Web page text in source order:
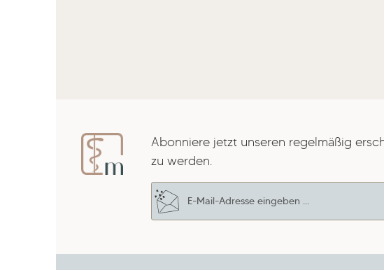
Abonniere jetzt unseren regelmäßig
zu werden.
E-Mail-Adresse*